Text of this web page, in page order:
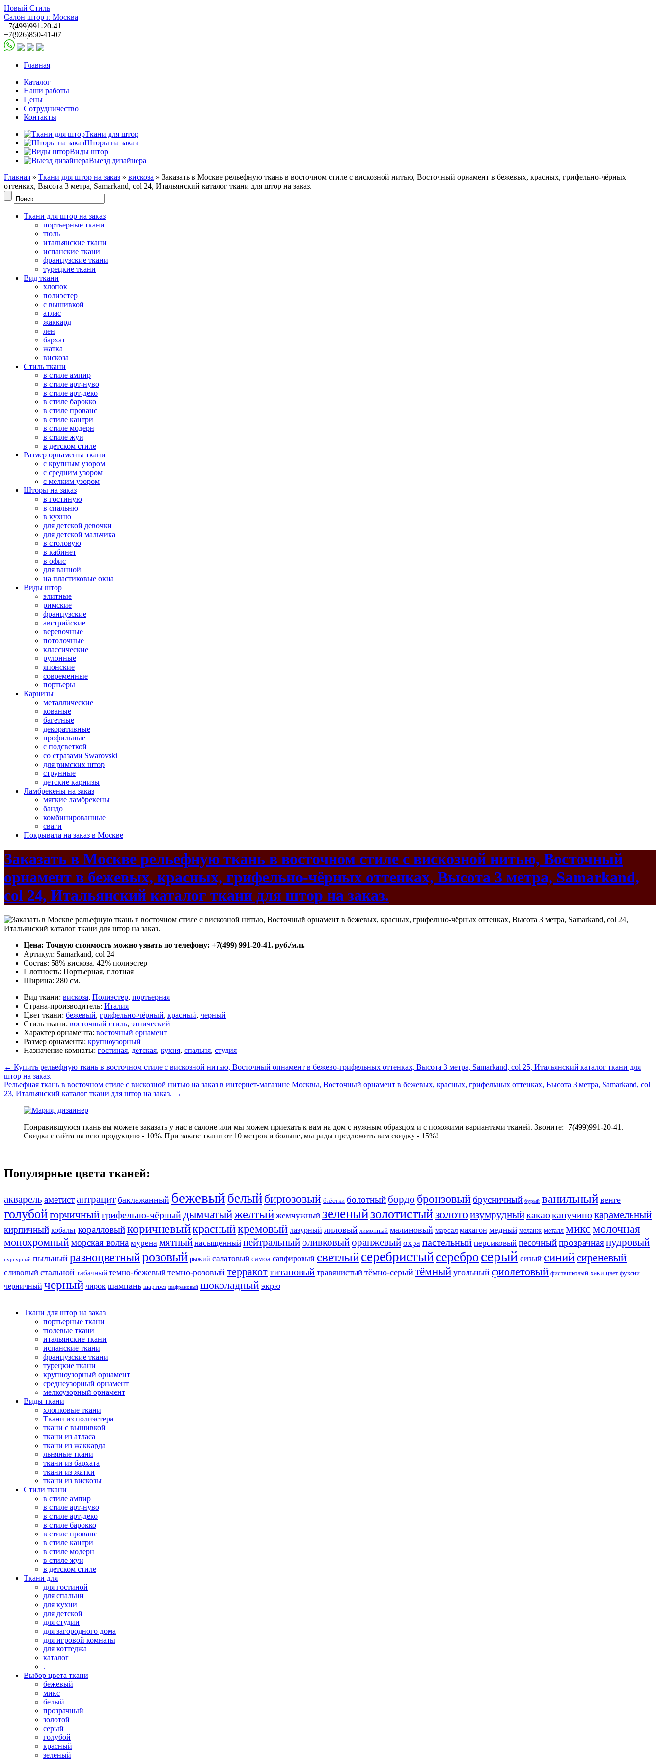
Новый Стиль
Салон штор г. Москва
+7(499)991-20-41
+7(926)850-41-07
Главная
Каталог
Наши работы
Цены
Сотрудничество
Контакты
Ткани для штор
Шторы на заказ
Виды штор
Выезд дизайнера
Главная » Ткани для штор на заказ » вискоза » Заказать в Москве рельефную ткань в восточном стиле с вискозной нитью, Восточный орнамент в бежевых, красных, грифельно-чёрных
оттенках, Высота 3 метра, Samarkand, col 24, Итальянский каталог ткани для штор на заказ.
Ткани для штор на заказ
портьерные ткани
тюль
итальянские ткани
испанские ткани
французские ткани
турецкие ткани
Вид ткани
хлопок
полиэстер
с вышивкой
атлас
жаккард
лен
бархат
жатка
вискоза
Стиль ткани
в стиле ампир
в стиле арт-нуво
в стиле арт-деко
в стиле барокко
в стиле прованс
в стиле кантри
в стиле модерн
в стиле жуи
в детском стиле
Размер орнамента ткани
с крупным узором
с средним узором
с мелким узором
Шторы на заказ
в гостиную
в спальню
в кухню
для детской девочки
для детской мальчика
в столовую
в кабинет
в офис
для ванной
на пластиковые окна
Виды штор
элитные
римские
французские
австрийские
веревочные
потолочные
классические
рулонные
японские
современные
портьеры
Карнизы
металлические
кованые
багетные
декоративные
профильные
с подсветкой
со стразами Swarovski
для римских штор
струнные
детские карнизы
Ламбрекены на заказ
мягкие ламбрекены
бандо
комбинированные
сваги
Покрывала на заказ в Москве
Заказать в Москве рельефную ткань в восточном стиле с вискозной нитью, Восточный
орнамент в бежевых, красных, грифельно-чёрных оттенках, Высота 3 метра, Samarkand,
col 24, Итальянский каталог ткани для штор на заказ.
Цена: Точную стоимость можно узнать по телефону: +7(499) 991-20-41. руб./м.п.
Артикул: Samarkand, col 24
Состав: 58% вискоза, 42% полиэстер
Плотность: Портьерная, плотная
Ширина: 280 см.
Вид ткани: вискоза, Полиэстер, портьерная
Страна-производитель: Италия
Цвет ткани: бежевый, грифельно-чёрный, красный, черный
Стиль ткани: восточный стиль, этнический
Характер орнамента: восточный орнамент
Размер орнамента: крупноузорный
Назначение комнаты: гостиная, детская, кухня, спальня, студия
← Купить рельефную ткань в восточном стиле с вискозной нитью, Восточный опнамент в бежево-грифельных оттенках, Высота 3 метра, Samarkand, col 25, Итальянский каталог ткани для
штор на заказ.
Рельефная ткань в восточном стиле с вискозной нитью на заказ в интернет-магазине Москвы, Восточный орнамент в бежевых, красных, грифельных оттенках, Высота 3 метра, Samarkand, col
23, Итальянский каталог ткани для штор на заказ. →
Понравившуюся ткань вы можете заказать у нас в салоне или мы можем приехать к вам на дом с нужным образцом и с похожими вариантами тканей. Звоните:+7(499)991-20-41.
Скидка с сайта на всю продукцию - 10%. При заказе ткани от 10 метров и больше, мы рады предложить вам скидку - 15%!
Популярные цвета тканей:
акварель аметистантрацит баклажанный бежевый белыйбирюзовый блёстки болотный бордо бронзовыйбрусничный бурый ванильный венге
голубойгорчичныйгрифельно-чёрный дымчатыйжелтый жемчужный зеленыйзолотистыйзолото изумрудныйкакаокапучинокарамельный
кирпичный кобальт коралловыйкоричневыйкрасныйкремовый лазурный лиловый лимонный малиновый марсал махагон медный меланж металл миксмолочная
монохромныйморская волна мурена мятный насыщенный нейтральныйоливковыйоранжевый охра пастельный персиковый песочныйпрозрачнаяпудровый
пурпурный пыльный разноцветныйрозовый рыжий салатовый самоа сапфировый светлыйсеребристыйсеребро серый сизый синийсиреневый
сливовый стальной табачный темно-бежевый темно-розовый терракоттитановый травянистый тёмно-серый тёмный угольный фиолетовый фисташковый хаки цвет фуксии
черничный черный чирок шампань шартрез шафрановый шоколадный экрю
Ткани для штор на заказ
портьерные ткани
тюлевые ткани
итальянские ткани
испанские ткани
французские ткани
турецкие ткани
крупноузорный орнамент
среднеузорный орнамент
мелкоузорный орнамент
Виды ткани
хлопковые ткани
Ткани из полиэстера
ткани с вышивкой
ткани из атласа
ткани из жаккарда
льняные ткани
ткани из бархата
ткани из жатки
ткани из вискозы
Стили ткани
в стиле ампир
в стиле арт-нуво
в стиле арт-деко
в стиле барокко
в стиле прованс
в стиле кантри
в стиле модерн
в стиле жуи
в детском стиле
Ткани для
для гостиной
для спальни
для кухни
для детской
для студии
для загородного дома
для игровой комнаты
для коттеджа
каталог
.
Выбор цвета ткани
бежевый
микс
белый
прозрачный
золотой
серый
голубой
красный
зеленый